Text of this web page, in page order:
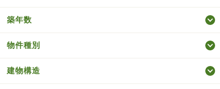
築年数
物件種別
建物構造